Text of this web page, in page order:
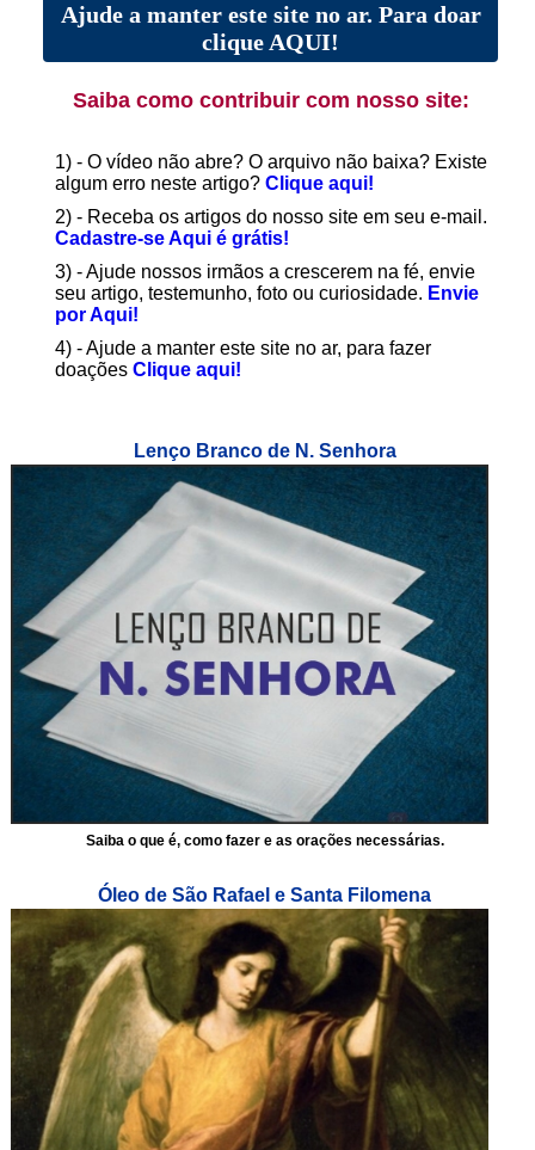
Ajude a manter este site no ar. Para doar
clique AQUI!
Saiba como contribuir com nosso site:
1) - O vídeo não abre? O arquivo não baixa? Existe
algum erro neste artigo? Clique aqui!
2) - Receba os artigos do nosso site em seu e-mail.
Cadastre-se Aqui é grátis!
3) - Ajude nossos irmãos a crescerem na fé, envie
seu artigo, testemunho, foto ou curiosidade. Envie
por Aqui!
4) - Ajude a manter este site no ar, para fazer
doações Clique aqui!
Lenço Branco de N. Senhora
Saiba o que é, como fazer e as orações necessárias.
Óleo de São Rafael e Santa Filomena